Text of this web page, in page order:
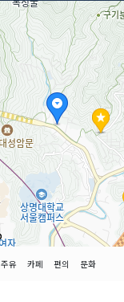
- 일반 3,000원
- 학생 2,000원
월요일~금요일
주유 카페 편의 문화